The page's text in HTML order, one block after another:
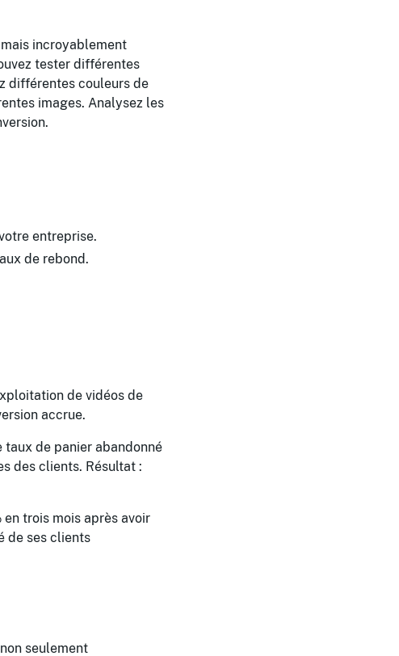
incroyablement
tester différentes
différentes couleurs de
images. Analysez les
entreprise.
de rebond.
de vidéos de
accrue.
taux de panier abandonné
des clients. Résultat :
trois mois après avoir
de ses clients
seulement